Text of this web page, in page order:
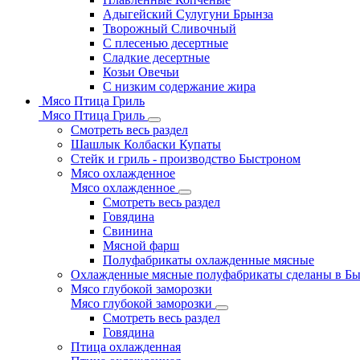
Адыгейский Сулугуни Брынза
Творожный Сливочный
С плесенью десертные
Сладкие десертные
Козьи Овечьи
С низким содержание жира
Мясо Птица Гриль
Мясо Птица Гриль
Смотреть весь раздел
Шашлык Колбаски Купаты
Стейк и гриль - производство Быстроном
Мясо охлажденное
Мясо охлажденное
Смотреть весь раздел
Говядина
Свинина
Мясной фарш
Полуфабрикаты охлажденные мясные
Охлажденные мясные полуфабрикаты сделаны в
Мясо глубокой заморозки
Мясо глубокой заморозки
Смотреть весь раздел
Говядина
Птица охлажденная